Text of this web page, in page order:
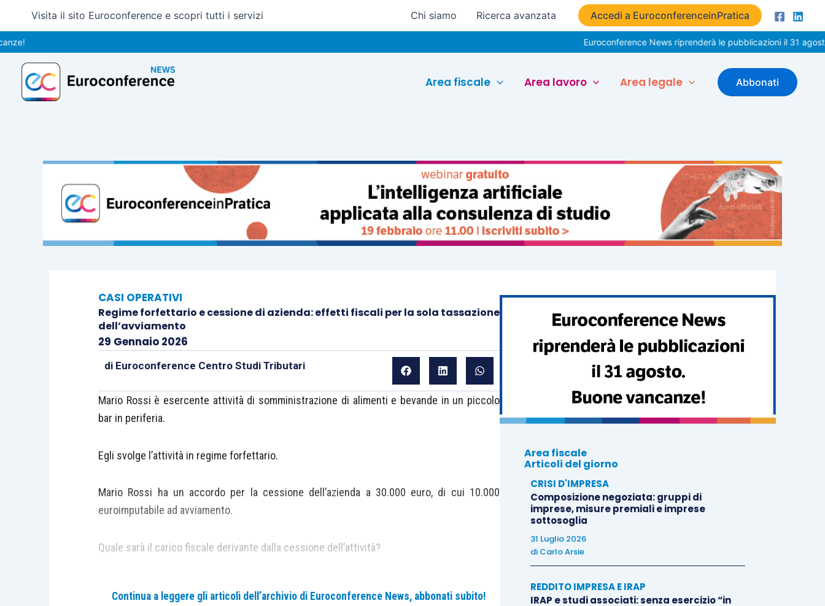
contenuto
Visita il sito Euroconference e scopri tutti i servizi Chi siamo Ricerca avanzata Accedi a EuroconferenceinPratica
Euroconference News riprenderà le pubblicazioni il 31 agosto. Buone
Area fiscale Area lavoro Area legale Abbonati
CASI OPERATIVI
Regime forfettario e cessione di azienda: effetti fiscali per la sola tassazione
dell’avviamento
29 Gennaio 2026
di Euroconference Centro Studi Tributari
Mario Rossi è esercente attività di somministrazione di alimenti e bevande in un piccolo
bar in periferia.
Egli svolge l’attività in regime forfettario.
Mario Rossi ha un accordo per la cessione dell’azienda a 30.000 euro, di cui 10.000
euroimputabile ad avviamento.
Quale sarà il carico fiscale derivante dalla cessione dell’attività?
Continua a leggere gli articoli dell’archivio di Euroconference News, abbonati subito!
Area fiscale
Articoli del giorno
CRISI D'IMPRESA
Composizione negoziata: gruppi di
imprese, misure premiali e imprese
sottosoglia
31 Luglio 2026
di Carlo Arsie
REDDITO IMPRESA E IRAP
IRAP e studi associati: senza esercizio “in